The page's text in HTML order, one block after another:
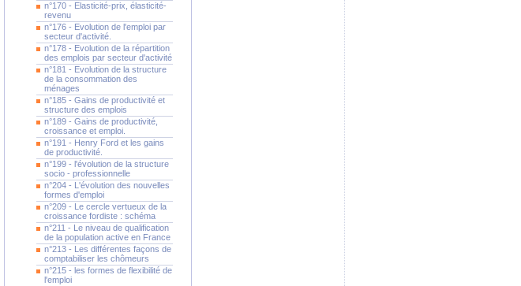
n°170 - Elasticité-prix, élasticité-
revenu
n°176 - Evolution de l'emploi par
secteur d'activité.
n°178 - Evolution de la répartition
des emplois par secteur d'activité
n°181 - Evolution de la structure
de la consommation des
ménages
n°185 - Gains de productivité et
structure des emplois
n°189 - Gains de productivité,
croissance et emploi.
n°191 - Henry Ford et les gains
de productivité.
n°199 - l'évolution de la structure
socio - professionnelle
n°204 - L'évolution des nouvelles
formes d'emploi
n°209 - Le cercle vertueux de la
croissance fordiste : schéma
n°211 - Le niveau de qualification
de la population active en France
n°213 - Les différentes façons de
comptabiliser les chômeurs
n°215 - les formes de flexibilité de
l'emploi